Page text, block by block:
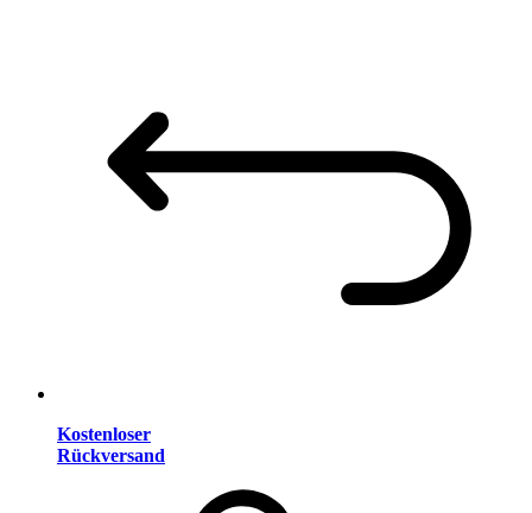
Kostenloser
Rückversand